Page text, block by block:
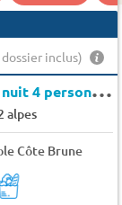
inclus)
S
tudio avec coin nuit 4 personnes
alpes
Côte Brune